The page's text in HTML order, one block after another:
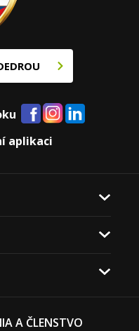
aplikaci
A ČLENSTVO